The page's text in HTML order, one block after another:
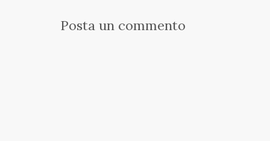
Posta un commento